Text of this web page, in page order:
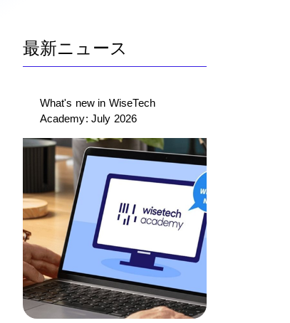
最新ニュース
What's new in WiseTech
Academy: July 2026